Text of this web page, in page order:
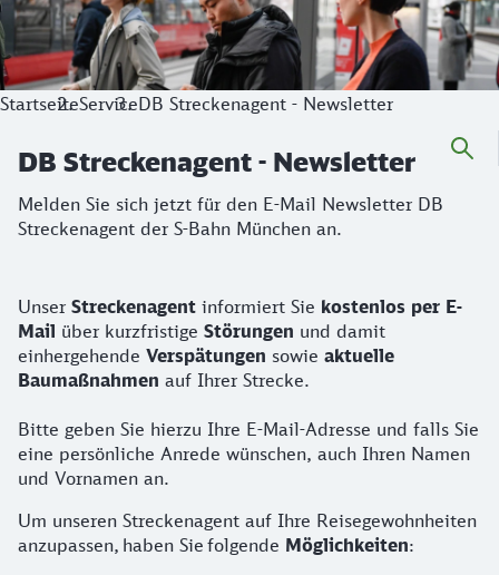
Melden Sie sich jetzt für den E-Mail Newsletter DB
StartseiteServiceDB Streckenagent - Newsletter
DB Streckenagent - Newsletter
Melden Sie sich jetzt für den E-Mail Newsletter DB
Streckenagent der S-Bahn München an.
Unser Streckenagent informiert Sie kostenlos per E-
Mail über kurzfristige Störungen und damit
einhergehende Verspätungen sowie aktuelle
Baumaßnahmen auf Ihrer Strecke.
Bitte geben Sie hierzu Ihre E-Mail-Adresse und falls Sie
eine persönliche Anrede wünschen, auch Ihren Namen
und Vornamen an.
Um unseren Streckenagent auf Ihre Reisegewohnheiten
anzupassen, haben Sie folgende Möglichkeiten: